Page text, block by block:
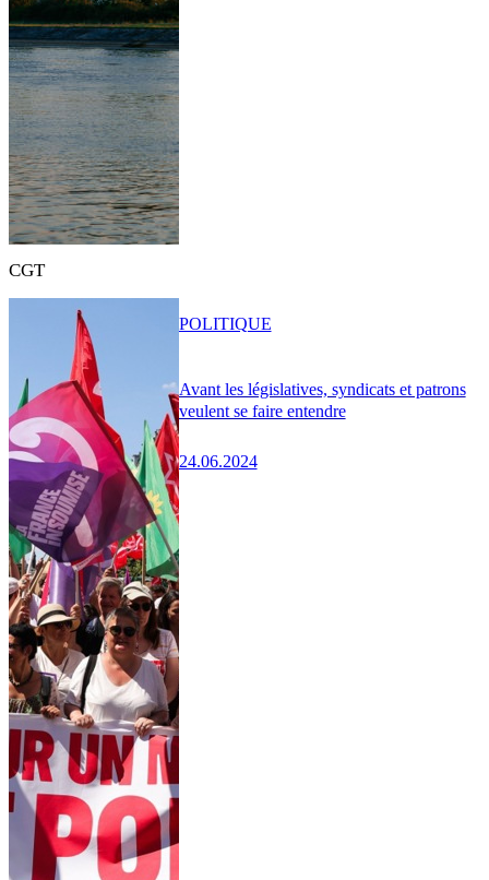
CGT
Avant les législatives, syndicats et patrons
veulent se faire entendre
24.06.2024
POLITIQUE